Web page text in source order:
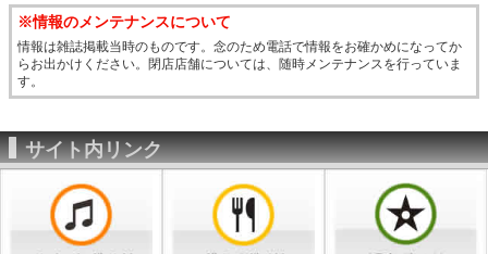
※情報のメンテナンスについて
情報は雑誌掲載当時のものです。念のため電話で情報をお確かめになってか
らお出かけください。閉店店舗については、随時メンテナンスを行っていま
す。
サイト内リンク